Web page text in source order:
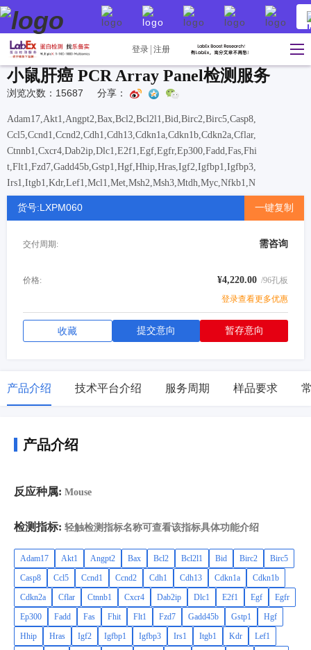
登录 注册
小鼠肝癌 PCR Array Panel检测服务
浏览次数：15687 分享：
Adam17,Akt1,Angpt2,Bax,Bcl2,Bcl2l1,Bid,Birc2,Birc5,Casp8,
Ccl5,Ccnd1,Ccnd2,Cdh1,Cdh13,Cdkn1a,Cdkn1b,Cdkn2a,Cflar,
Ctnnb1,Cxcr4,Dab2ip,Dlc1,E2f1,Egf,Egfr,Ep300,Fadd,Fas,Fhi
t,Flt1,Fzd7,Gadd45b,Gstp1,Hgf,Hhip,Hras,Igf2,Igfbp1,Igfbp3,
Irs1,Itgb1,Kdr,Lef1,Mcl1,Met,Msh2,Msh3,Mtdh,Myc,Nfkb1,N
ras,Opcml,Pdgfra,Pin1,Pten,Ptgs2,Ptk2,Pycard,Rac1,Rassf1,Rb
1,Reln,Rhoa,Runx3,Sfrp2,Smad4,Smad7,Socs1,Socs3,Stat3,Tc
fa,Wt1,Xiap,Yap1
货号:LXPM060 一键复制
交付周期: 需咨询
价格: ¥4,220.00 /96孔板
登录查看更多优惠
收藏 提交意向 暂存意向
产品介绍 技术平台介绍 服务周期 样品要求
产品介绍
反应种属: Mouse
检测指标: 轻触检测指标名称可查看该指标具体功能介绍
Adam17 Akt1 Angpt2 Bax Bcl2 Bcl2l1 Bid Birc2
Birc5
Casp8
Ccl5 Ccnd1 Ccnd2 Cdh1 Cdh13 Cdkn1a
Cdkn1b
Cdkn2a
Cflar Ctnnb1 Cxcr4 Dab2ip Dlc1 E2f1 Egf
Egfr
Ep300
Fadd Fas Fhit Flt1 Fzd7 Gadd45b Gstp1
Hgf
Hhip
Hras Igf2 Igfbp1 Igfbp3 Irs1 Itgb1 Kdr
Lef1